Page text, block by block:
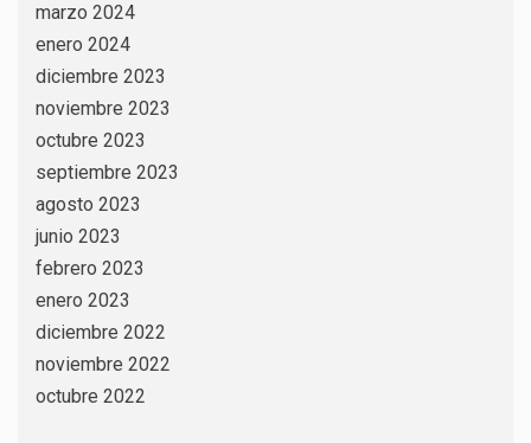
marzo 2024
enero 2024
diciembre 2023
noviembre 2023
octubre 2023
septiembre 2023
agosto 2023
junio 2023
febrero 2023
enero 2023
diciembre 2022
noviembre 2022
octubre 2022